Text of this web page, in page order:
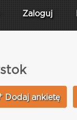
Zaloguj
Dodaj ankietę